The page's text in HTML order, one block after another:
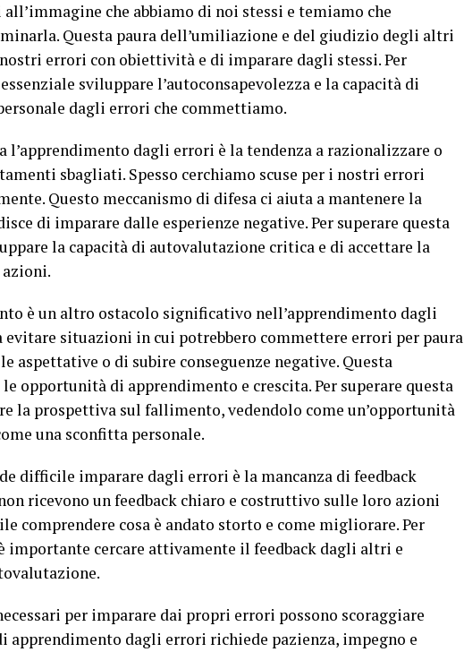
che abbiamo di noi stessi e temiamo che
Questa paura dell’umiliazione e del giudizio degli altri
errori con obiettività e di imparare dagli stessi. Per
sviluppare l’autoconsapevolezza e la capacità di
dagli errori che commettiamo.
l’apprendimento dagli errori è la tendenza a razionalizzare o
sbagliati. Spesso cerchiamo scuse per i nostri errori
Questo meccanismo di difesa ci aiuta a mantenere la
di imparare dalle esperienze negative. Per superare questa
la capacità di autovalutazione critica e di accettare la
è un altro ostacolo significativo nell’apprendimento dagli
evitare situazioni in cui potrebbero commettere errori per paura
aspettative o di subire conseguenze negative. Questa
opportunità di apprendimento e crescita. Per superare questa
la prospettiva sul fallimento, vedendolo come un’opportunità
una sconfitta personale.
difficile imparare dagli errori è la mancanza di feedback
ricevono un feedback chiaro e costruttivo sulle loro azioni
comprendere cosa è andato storto e come migliorare. Per
importante cercare attivamente il feedback dagli altri e
per imparare dai propri errori possono scoraggiare
apprendimento dagli errori richiede pazienza, impegno e